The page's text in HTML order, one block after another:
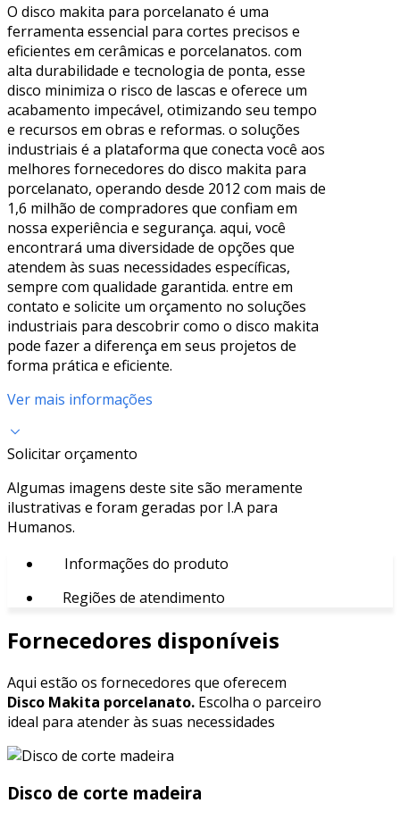
O disco makita para porcelanato é uma
ferramenta essencial para cortes precisos e
eficientes em cerâmicas e porcelanatos. com
alta durabilidade e tecnologia de ponta, esse
disco minimiza o risco de lascas e oferece um
acabamento impecável, otimizando seu tempo
e recursos em obras e reformas. o soluções
industriais é a plataforma que conecta você aos
melhores fornecedores do disco makita para
porcelanato, operando desde 2012 com mais de
1,6 milhão de compradores que confiam em
nossa experiência e segurança. aqui, você
encontrará uma diversidade de opções que
atendem às suas necessidades específicas,
sempre com qualidade garantida. entre em
contato e solicite um orçamento no soluções
industriais para descobrir como o disco makita
pode fazer a diferença em seus projetos de
forma prática e eficiente.
Ver mais informações
Solicitar orçamento
Algumas imagens deste site são meramente
ilustrativas e foram geradas por I.A para
Humanos.
Informações do produto
Regiões de atendimento
Fornecedores disponíveis
Aqui estão os fornecedores que oferecem
Disco Makita porcelanato. Escolha o parceiro
ideal para atender às suas necessidades
Disco de corte madeira